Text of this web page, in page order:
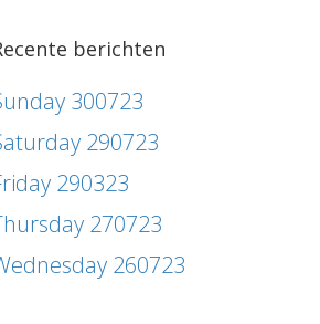
berichten
300723
290723
290323
270723
260723